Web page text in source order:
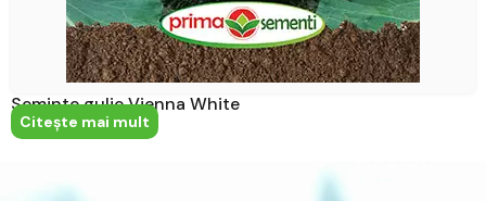
Seminte gulie Vienna White
Citeşte mai mult